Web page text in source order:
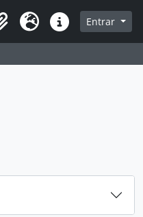
Idioma Atalhos Entrar